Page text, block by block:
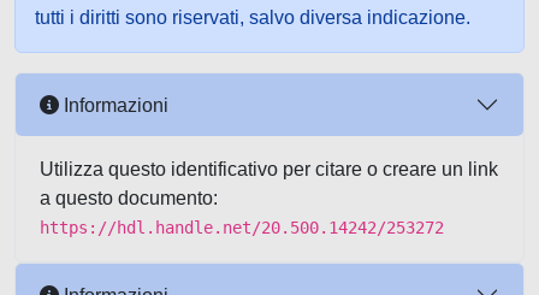
tutti i diritti sono riservati, salvo diversa indicazione.
Informazioni
Utilizza questo identificativo per citare o creare un link
a questo documento:
https://hdl.handle.net/20.500.14242/253272